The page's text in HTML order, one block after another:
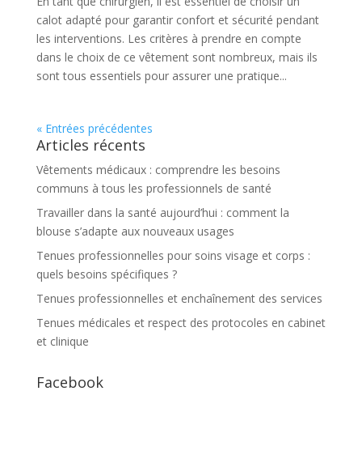
calot adapté pour garantir confort et sécurité pendant
les interventions. Les critères à prendre en compte
dans le choix de ce vêtement sont nombreux, mais ils
sont tous essentiels pour assurer une pratique...
« Entrées précédentes
Articles récents
Vêtements médicaux : comprendre les besoins
communs à tous les professionnels de santé
Travailler dans la santé aujourd’hui : comment la
blouse s’adapte aux nouveaux usages
Tenues professionnelles pour soins visage et corps :
quels besoins spécifiques ?
Tenues professionnelles et enchaînement des services
Tenues médicales et respect des protocoles en cabinet
et clinique
Facebook